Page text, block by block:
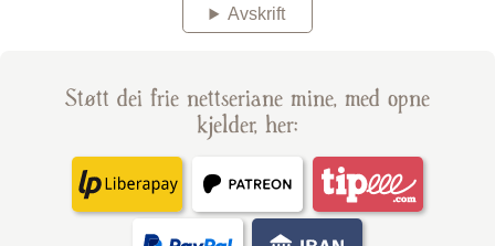
Avskrift
Støtt dei frie nettseriane mine, med opne
kjelder, her: